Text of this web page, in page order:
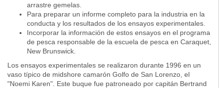
arrastre gemelas.
Para preparar un informe completo para la industria en la
conducta y los resultados de los ensayos experimentales.
Incorporar la información de estos ensayos en el programa
de pesca responsable de la escuela de pesca en Caraquet,
New Brunswick.
Los ensayos experimentales se realizaron durante 1996 en un
vaso típico de midshore camarón Golfo de San Lorenzo, el
"Noemi Karen". Este buque fue patroneado por capitán Bertrand